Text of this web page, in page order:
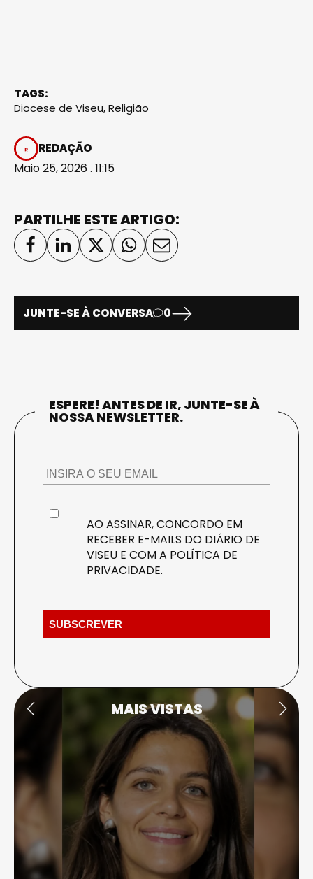
TAGS:
Diocese de Viseu,Religião
REDAÇÃO
Maio 25, 2026 . 11:15
PARTILHE ESTE ARTIGO:
JUNTE-SE À CONVERSA 0
ESPERE! ANTES DE IR, JUNTE-SE À
NOSSA NEWSLETTER.
AO ASSINAR, CONCORDO EM
RECEBER E-MAILS DO DIÁRIO DE
VISEU E COM A POLÍTICA DE
PRIVACIDADE.
MAIS VISTAS